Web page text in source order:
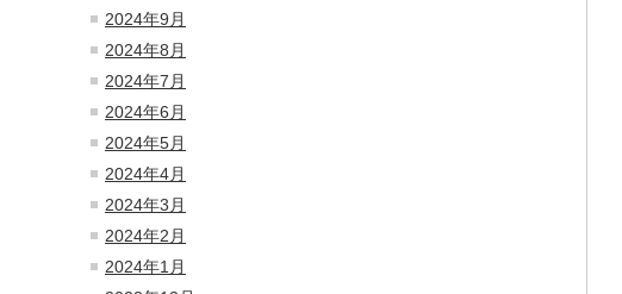
2024年9月
2024年8月
2024年7月
2024年6月
2024年5月
2024年4月
2024年3月
2024年2月
2024年1月